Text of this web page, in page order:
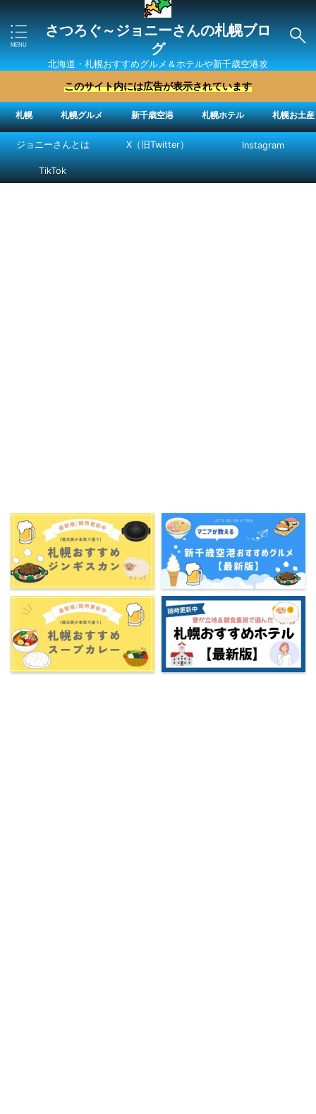
さつろぐ～ジョニーさんの札幌ブロ
グ
北海道・札幌おすすめグルメ＆ホテルや新千歳空港攻
略法を紹介 ″ジョニーさん“で検索
このサイト内には広告が表示されています
札幌 札幌グルメ 新千歳空港 札幌ホテル 札幌お土産
ジョニーさんとは X（旧Twitter） Instagram
TikTok